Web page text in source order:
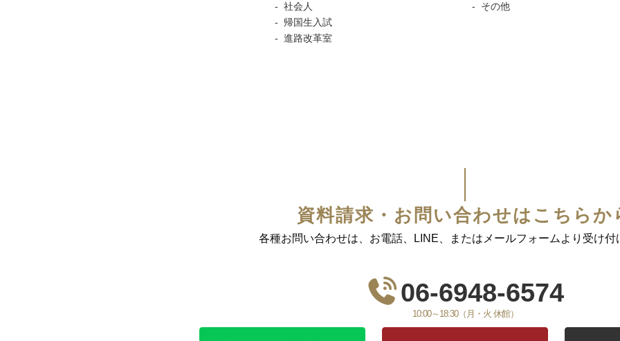
社会人
帰国生入試
進路改革室
その他
資料請求・お問い合わせはこちらか
各種お問い合わせは、お電話、LINE、またはメールフォームより受け付
06-6948-6574
10:00～18:30（月・火 休館）